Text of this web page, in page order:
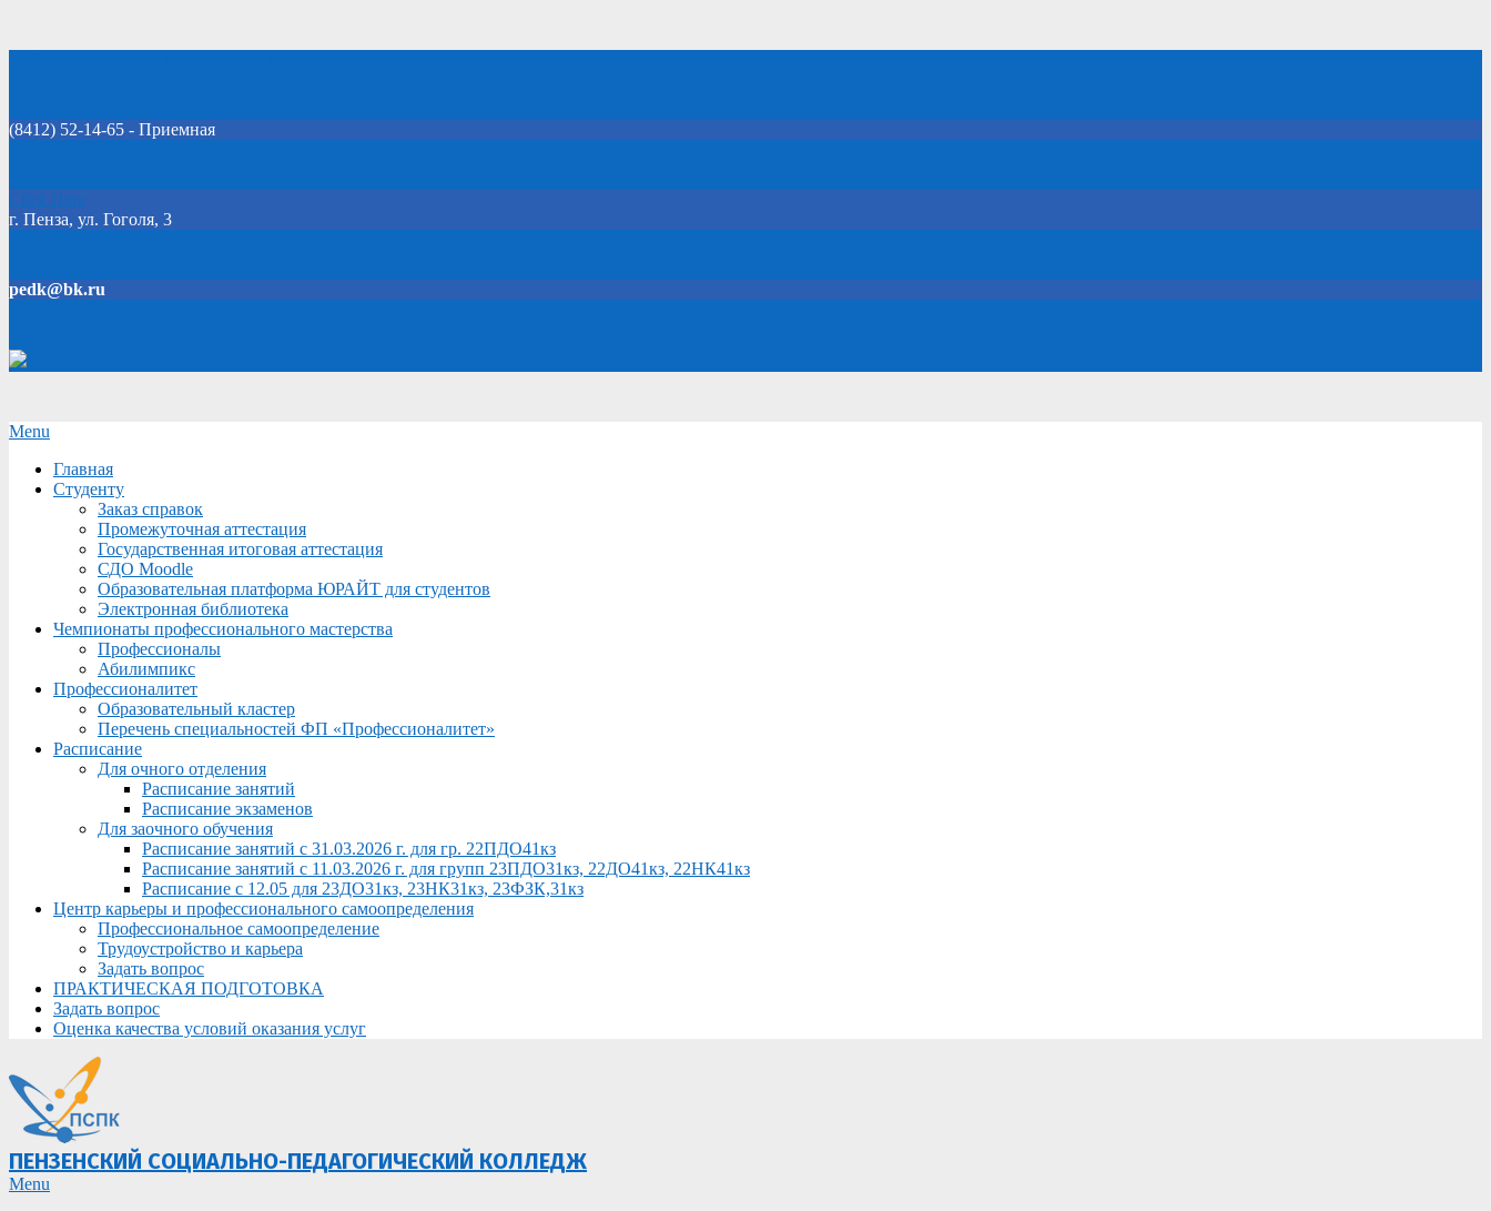
(8412) 52-14-65 - Приемная
Click Here
г. Пенза, ул. Гоголя, 3
pedk@bk.ru
Secondary
Menu
Menu
Главная
Студенту
Заказ справок
Промежуточная аттестация
Государственная итоговая аттестация
СДО Moodle
Образовательная платформа ЮРАЙТ для студентов
Электронная библиотека
Чемпионаты профессионального мастерства
Профессионалы
Абилимпикс
Профессионалитет
Образовательный кластер
Перечень специальностей ФП «Профессионалитет»
Расписание
Для очного отделения
Расписание занятий
Расписание экзаменов
Для заочного обучения
Расписание занятий с 31.03.2026 г. для гр. 22ПДО41кз
Расписание занятий с 11.03.2026 г. для групп 23ПДО31кз, 22ДО41кз, 22НК41кз
Расписание с 12.05 для 23ДО31кз, 23НК31кз, 23ФЗК,31кз
Центр карьеры и профессионального самоопределения
Профессиональное самоопределение
Трудоустройство и карьера
Задать вопрос
ПРАКТИЧЕСКАЯ ПОДГОТОВКА
Задать вопрос
Оценка качества условий оказания услуг
ПЕНЗЕНСКИЙ СОЦИАЛЬНО-ПЕДАГОГИЧЕСКИЙ КОЛЛЕДЖ
Primary
Menu